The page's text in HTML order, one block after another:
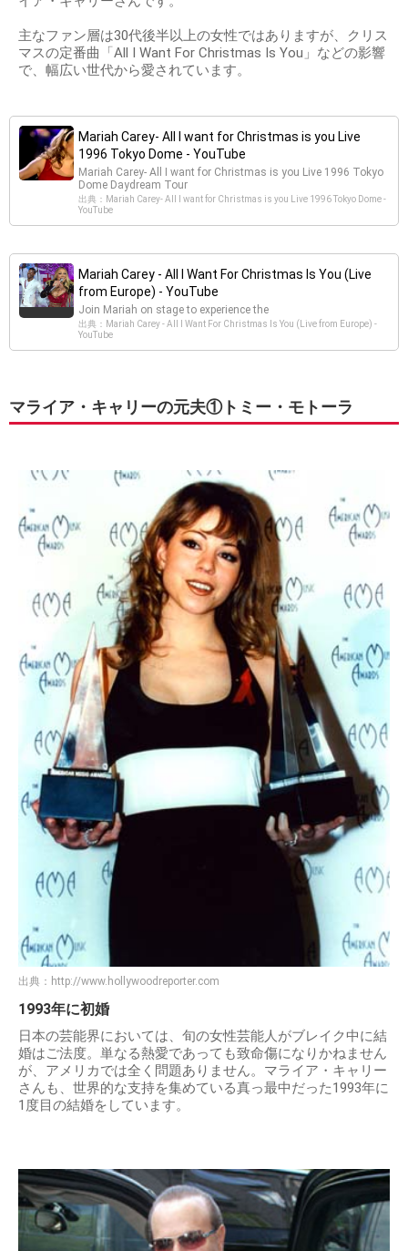
主なファン層は30代後半以上の女性ではありますが、クリス
マスの定番曲「All I Want For Christmas Is You」などの影響
で、幅広い世代から愛されています。
Mariah Carey- All I want for Christmas is you Live
1996 Tokyo Dome - YouTube
Mariah Carey- All I want for Christmas is you Live 1996 Tokyo
Dome Daydream Tour
出典：Mariah Carey- All I want for Christmas is you Live 1996 Tokyo Dome -
YouTube
Mariah Carey - All I Want For Christmas Is You (Live
from Europe) - YouTube
Join Mariah on stage to experience the
出典：Mariah Carey - All I Want For Christmas Is You (Live from Europe) -
YouTube
マライア・キャリーの元夫①トミー・モトーラ
出典： http://www.hollywoodreporter.com
1993年に初婚
日本の芸能界においては、旬の女性芸能人がブレイク中に結
婚はご法度。単なる熱愛であっても致命傷になりかねません
が、アメリカでは全く問題ありません。マライア・キャリー
さんも、世界的な支持を集めている真っ最中だった1993年に
1度目の結婚をしています。